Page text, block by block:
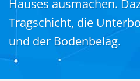
Hauses ausmachen.
Tragschicht, die
und der Bodenbelag.